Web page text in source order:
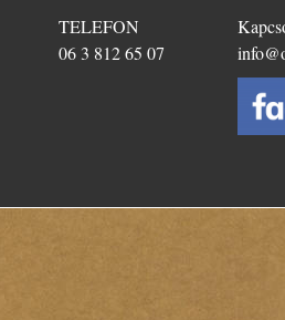
TELEFON
06 3 812 65 07